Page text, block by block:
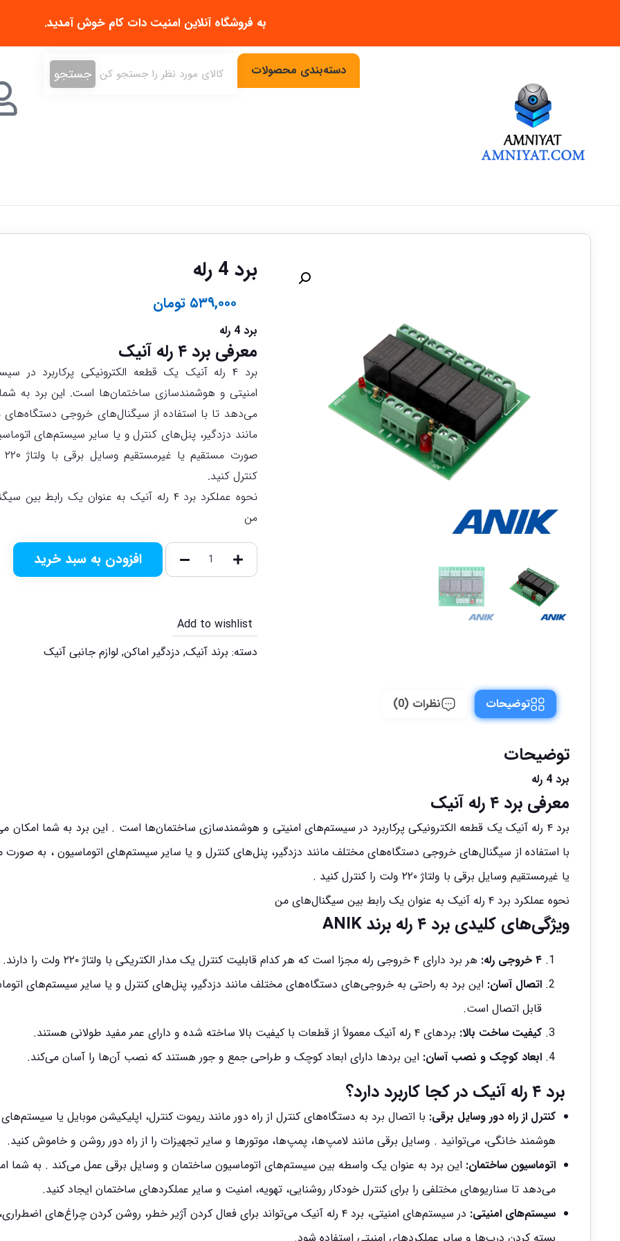
به فروشگاه آنلاین امنیت دات کام خوش آمدید.
دسته‌بندی محصولات جستجو
برد 4 رله
۵۳۹,۰۰۰ تومان
برد 4 رله
معرفی برد ۴ رله آنیک
برد ۴ رله آنیک یک قطعه الکترونیکی پرکاربرد در
امنیتی و هوشمندسازی ساختمان‌ها است. این برد به
می‌دهد تا با استفاده از سیگنال‌های خروجی
مانند دزدگیر، پنل‌های کنترل و یا سایر سیستم‌های
کنترل کنید.
نحوه عملکرد برد ۴ رله آنیک به عنوان یک رابط بین
من
افزودن به سبد خرید
Add to wishlist
دسته: برند آنیک, دزدگیر اماکن, لوازم جانبی آنیک
توضیحات نظرات (0)
توضیحات
برد 4 رله
معرفی برد ۴ رله آنیک
برد ۴ رله آنیک یک قطعه الکترونیکی پرکاربرد در سیستم‌های امنیتی و هوشمندسازی ساختمان‌ها است . این برد به شما امکان
با استفاده از سیگنال‌های خروجی دستگاه‌های مختلف مانند دزدگیر، پنل‌های کنترل و یا سایر سیستم‌های اتوماسیون ، به صورت
یا غیرمستقیم وسایل برقی با ولتاژ ۲۲۰ ولت را کنترل کنید .
نحوه عملکرد برد ۴ رله آنیک به عنوان یک رابط بین سیگنال‌های من
ویژگی‌های کلیدی برد ۴ رله برند ANIK
۴ خروجی رله:
هر برد دارای ۴ خروجی رله مجزا است که هر کدام قابلیت کنترل یک مدار الکتریکی با ولتاژ ۲۲۰ ولت را دارند.
اتصال آسان: این برد به راحتی به خروجی‌های دستگاه‌های مختلف مانند دزدگیر، پنل‌های کنترل و یا سایر سیستم‌های
قابل اتصال است.
کیفیت ساخت بالا: بردهای ۴ رله آنیک معمولاً از قطعات با کیفیت بالا ساخته شده و دارای عمر مفید طولانی هستند.
ابعاد کوچک و نصب آسان: این بردها دارای ابعاد کوچک و طراحی جمع و جور هستند که نصب آن‌ها را آسان می‌کند.
برد ۴ رله آنیک در کجا کاربرد دارد؟
کنترل از راه دور وسایل برقی: با اتصال برد به دستگاه‌های کنترل از راه دور مانند ریموت کنترل، اپلیکیشن موبایل یا سیستم‌های
هوشمند خانگی، می‌توانید . وسایل برقی مانند لامپ‌ها، پمپ‌ها، موتورها و سایر تجهیزات را از راه دور روشن و خاموش کنید.
اتوماسیون ساختمان: این برد به عنوان یک واسطه بین سیستم‌های اتوماسیون ساختمان و وسایل برقی عمل می‌کند . به شما
می‌دهد تا سناریوهای مختلفی را برای کنترل خودکار روشنایی، تهویه، امنیت و سایر عملکردهای ساختمان ایجاد کنید.
سیستم‌های امنیتی:
در سیستم‌های امنیتی، برد ۴ رله آنیک می‌تواند برای فعال کردن آژیر خطر، روشن کردن چراغ‌های